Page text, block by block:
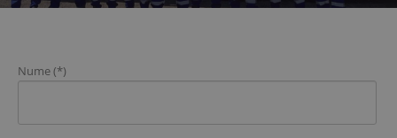
Nume (*)